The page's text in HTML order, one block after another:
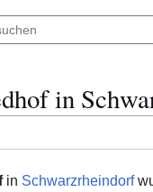
in
in Schwarzrheindorf